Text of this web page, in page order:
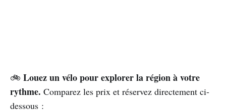
🚲 Louez un vélo pour explorer la région à votre
rythme. Comparez les prix et réservez directement ci-
dessous :